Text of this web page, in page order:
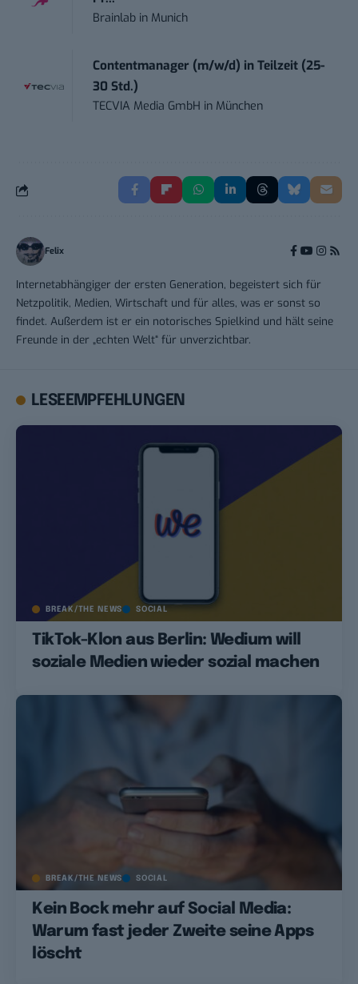
Brainlab in Munich
Contentmanager (m/w/d) in Teilzeit (25-
30 Std.)
TECVIA Media GmbH in München
Felix
Internetabhängiger der ersten Generation, begeistert sich für
Netzpolitik, Medien, Wirtschaft und für alles, was er sonst so
findet. Außerdem ist er ein notorisches Spielkind und hält seine
Freunde in der „echten Welt“ für unverzichtbar.
LESEEMPFEHLUNGEN
BREAK/THE NEWS SOCIAL
TikTok-Klon aus Berlin: Wedium will
soziale Medien wieder sozial machen
BREAK/THE NEWS SOCIAL
Kein Bock mehr auf Social Media:
Warum fast jeder Zweite seine Apps
löscht